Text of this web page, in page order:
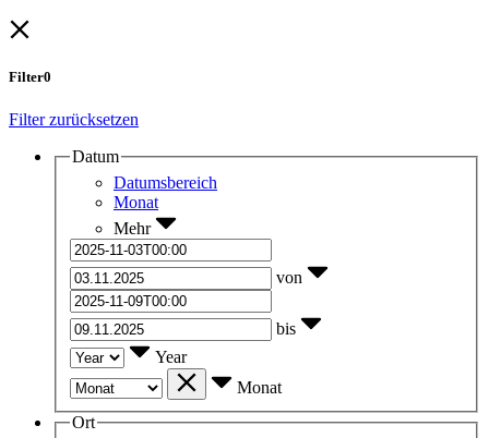
Filter0
Filter zurücksetzen
Datum
Datumsbereich
Monat
Mehr
von
bis
Year
Monat
Ort